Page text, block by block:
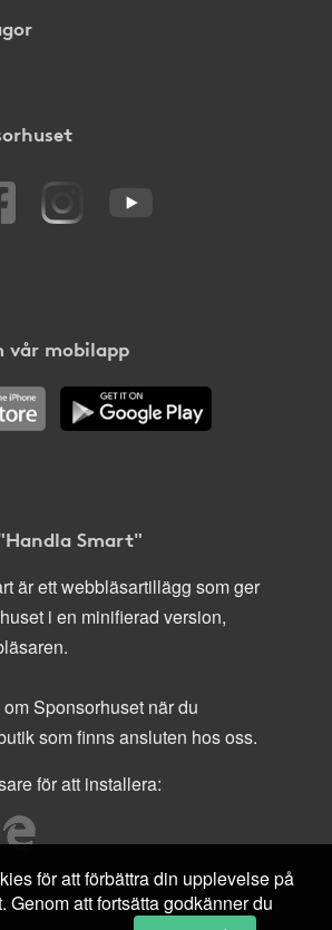
vår mobilapp
Smart"
är ett webbläsartillägg som ger
i en minifierad version,
Sponsorhuset när du
som finns ansluten hos oss.
för att installera:
för att förbättra din upplevelse på
Genom att fortsätta godkänner du